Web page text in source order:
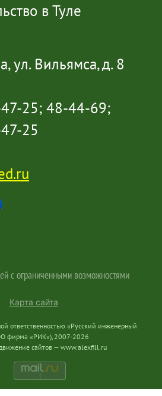
в Туле
ул. Вильямса, д. 8
25; 48-44-69;
25
с ограниченными возможностями
Карта сайта
ответственностью «Русский инженерный
фирма «РИК»), 2007-2026
сайтов — www.alexfill.ru